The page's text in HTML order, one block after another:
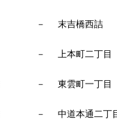
－ 末吉橋西詰
－ 上本町二丁目
－ 東雲町一丁目
－ 中道本通二丁